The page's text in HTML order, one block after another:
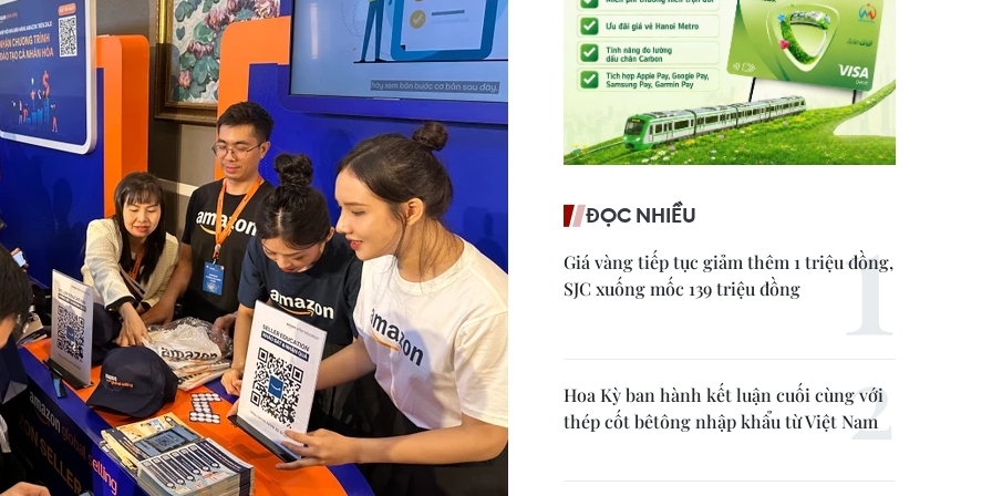
ĐỌC NHIỀU
Giá vàng tiếp tục giảm thêm 1 triệu đồng,
SJC xuống mốc 139 triệu đồng
Hoa Kỳ ban hành kết luận cuối cùng với
thép cốt bêtông nhập khẩu từ Việt Nam